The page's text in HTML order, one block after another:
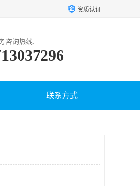
资质认证
咨询热线:
联系方式